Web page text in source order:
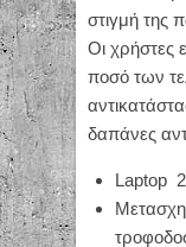
στιγμή της
Οι χρήστες
ποσό των
δαπάνες
Laptop